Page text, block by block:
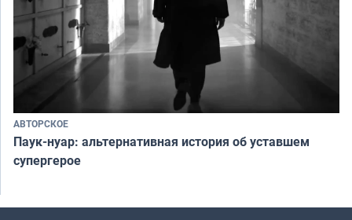
АВТОРСКОЕ
Паук-нуар: альтернативная история об уставшем
супергерое